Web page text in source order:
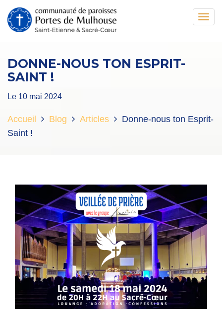
DONNE-NOUS TON ESPRIT-
SAINT !
Le 10 mai 2024
Accueil Blog Articles
Donne-nous ton Esprit-
Saint !